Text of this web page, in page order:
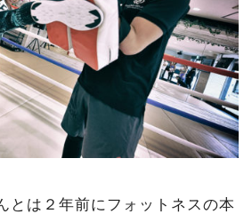
とは２年前にフォットネスの本